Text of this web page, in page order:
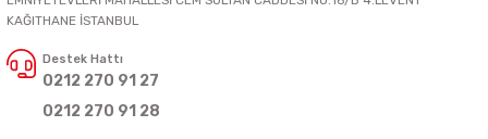
KAĞITHANE İSTANBUL
Destek Hattı
0212 270 91 27
0212 270 91 28